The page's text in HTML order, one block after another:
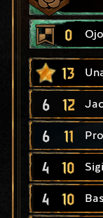
0
13
6 12
6 11
4 10
4 10